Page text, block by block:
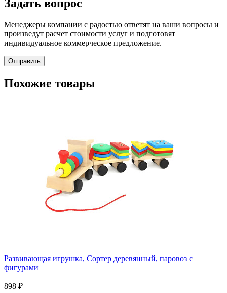
Задать вопрос
Менеджеры компании с радостью ответят на ваши вопросы и
произведут расчет стоимости услуг и подготовят
индивидуальное коммерческое предложение.
Отправить
Похожие товары
Развивающая игрушка, Сортер деревянный, паровоз с
фигурами
898 ₽